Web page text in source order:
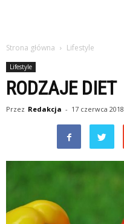
Strona główna Lifestyle
Lifestyle
RODZAJE DIET
Przez Redakcja - 17 czerwca 2018